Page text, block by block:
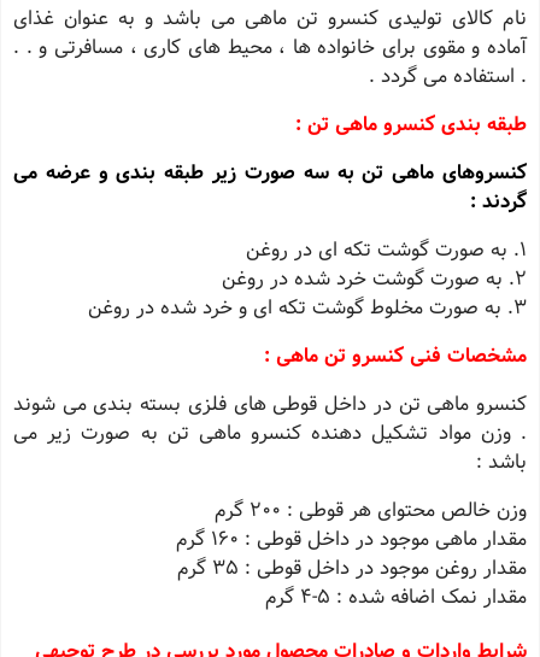
نام کالاى تولیدى کنسرو تن ماهى مى باشد و به عنوان غذاى
آماده و مقوى براى خانواده ها ، محیط هاى کارى ، مسافرتى و . .
. استفاده می گردد .
طبقه بندی کنسرو ماهی تن :
کنسروهاى ماهى تن به سه صورت زیر طبقه بندى و عرضه مى
گردند :
1. به صورت گوشت تکه اى در روغن
2. به صورت گوشت خرد شده در روغن
3. به صورت مخلوط گوشت تکه اى و خرد شده در روغن
مشخصات فنی کنسرو تن ماهی :
کنسرو ماهى تن در داخل قوطى هاى فلزى بسته بندى مى شوند
. وزن مواد تشکیل دهنده کنسرو ماهى تن به صورت زیر مى
باشد :
وزن خالص محتواى هر قوطى : 200 گرم
مقدار ماهى موجود در داخل قوطى : 160 گرم
مقدار روغن موجود در داخل قوطى : 35 گرم
مقدار نمک اضافه شده : 5-4 گرم